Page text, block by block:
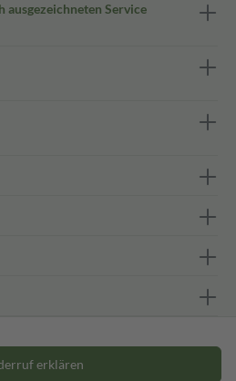
ausgezeichneten Service
erklären